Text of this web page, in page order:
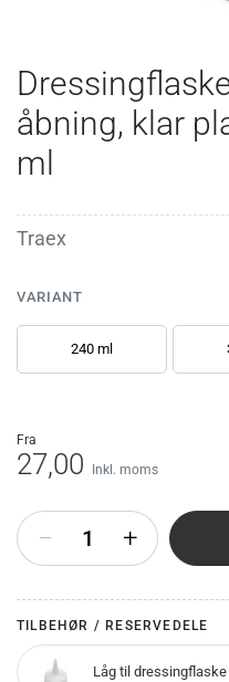
åbning, klar
ml
Traex
VARIANT
240 ml
fra
27,00 Inkl. moms
+
TILBEHØR / RESERVEDELE
Låg til